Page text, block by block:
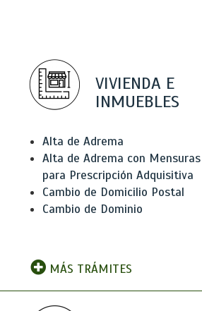
VIVIENDA E
INMUEBLES
Alta de Adrema
Alta de Adrema con Mensuras
para Prescripción Adquisitiva
Cambio de Domicilio Postal
Cambio de Dominio
MÁS TRÁMITES